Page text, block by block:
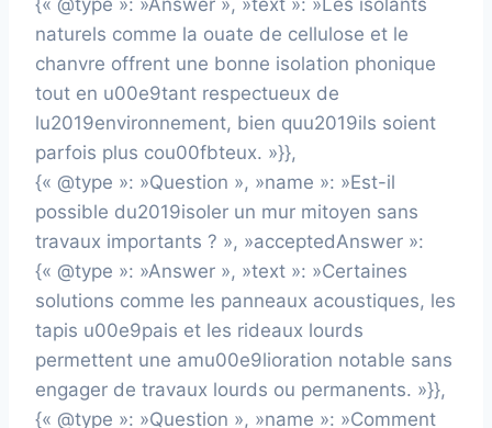
naturels comme la ouate de cellulose et le
chanvre offrent une bonne isolation phonique
tout en u00e9tant respectueux de
lu2019environnement, bien quu2019ils soient
parfois plus cou00fbteux. »}},
{« @type »: »Question », »name »: »Est-il
possible du2019isoler un mur mitoyen sans
travaux importants ? », »acceptedAnswer »:
{« @type »: »Answer », »text »: »Certaines
solutions comme les panneaux acoustiques, les
tapis u00e9pais et les rideaux lourds
permettent une amu00e9lioration notable sans
engager de travaux lourds ou permanents. »}},
{« @type »: »Question », »name »: »Comment